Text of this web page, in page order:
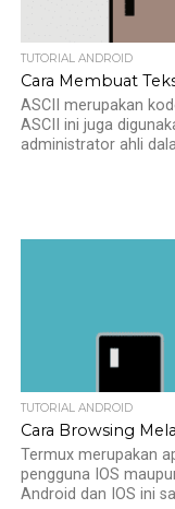
TUTORIAL ANDROID
Cara Membuat
ASCII merupakan
ASCII ini juga
administrator ahli
TUTORIAL ANDROID
Cara Browsing
Termux merupakan
pengguna IOS
Android dan IOS ini